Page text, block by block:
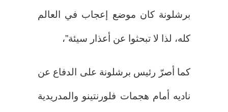
برشلونة كان موضع إعجاب في العالم
كله، لذا لا تبحثوا عن أعذار سيئة”،
كما أصرّ رئيس برشلونة على الدفاع عن
ناديه أمام هجمات فلورنتينو والمدريدية